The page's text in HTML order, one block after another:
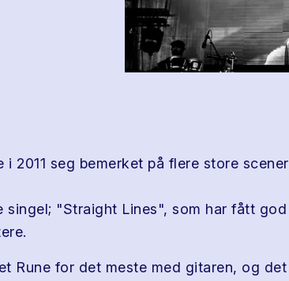
2011 seg bemerket på flere store scener
singel; "Straight Lines", som har fått god
Rune for det meste med gitaren, og det